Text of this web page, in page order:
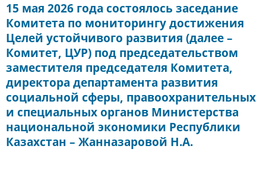
15 мая 2026 года состоялось заседание
Комитета по мониторингу достижения
Целей устойчивого развития (далее –
Комитет, ЦУР) под председательством
заместителя председателя Комитета,
директора департамента развития
социальной сферы, правоохранительных
и специальных органов Министерства
национальной экономики Республики
Казахстан – Жанназаровой Н.А.